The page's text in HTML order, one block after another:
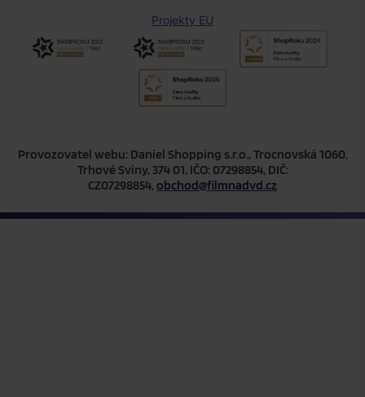
Projekty EU
Provozovatel webu: Daniel Shopping s.r.o., Trocnovská 1060,
Trhové Sviny, 374 01, IČO: 07298854, DIČ:
CZ07298854, obchod@filmnadvd.cz